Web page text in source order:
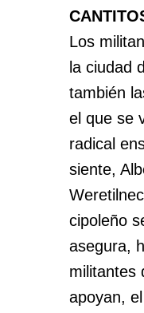
Los
la ciudad
también
el que se
radical
siente,
cipoleño
asegura,
militantes
apoyan,